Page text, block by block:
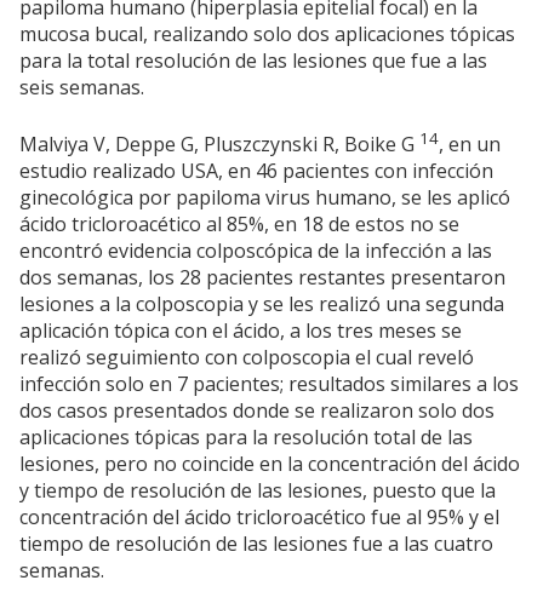
papiloma humano (hiperplasia epitelial focal) en la
mucosa bucal, realizando solo dos aplicaciones tópicas
para la total resolución de las lesiones que fue a las
seis semanas.
Malviya V, Deppe G, Pluszczynski R, Boike G 14, en un
estudio realizado USA, en 46 pacientes con infección
ginecológica por papiloma virus humano, se les aplicó
ácido tricloroacético al 85%, en 18 de estos no se
encontró evidencia colposcópica de la infección a las
dos semanas, los 28 pacientes restantes presentaron
lesiones a la colposcopia y se les realizó una segunda
aplicación tópica con el ácido, a los tres meses se
realizó seguimiento con colposcopia el cual reveló
infección solo en 7 pacientes; resultados similares a los
dos casos presentados donde se realizaron solo dos
aplicaciones tópicas para la resolución total de las
lesiones, pero no coincide en la concentración del ácido
y tiempo de resolución de las lesiones, puesto que la
concentración del ácido tricloroacético fue al 95% y el
tiempo de resolución de las lesiones fue a las cuatro
semanas.